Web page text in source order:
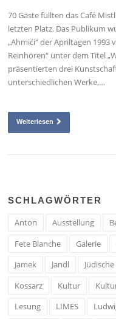
70 Gäste füllten das Café
letzten Platz. Das Publikum
„Ahmići“ der Apriltagen 1993
Reinhören“ unter dem Titel
präsentierten drei
unterschiedlichen Werke,…
Weiterlesen
SCHLAGWÖRTER
Anton Ausstellung
Fete Blanche
Galerie
Jamek
Jandl
Kossarz
Kultur
Lesung
LIMES